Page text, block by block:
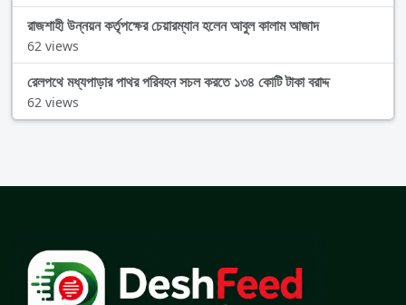
রাজশাহী উন্নয়ন কর্তৃপক্ষের চেয়ারম্যান হলেন আবুল কালাম আজাদ
62 views
রেলপথে মধ্যপাড়ার পাথর পরিবহন সচল করতে ১৩৪ কোটি টাকা বরাদ্দ
62 views